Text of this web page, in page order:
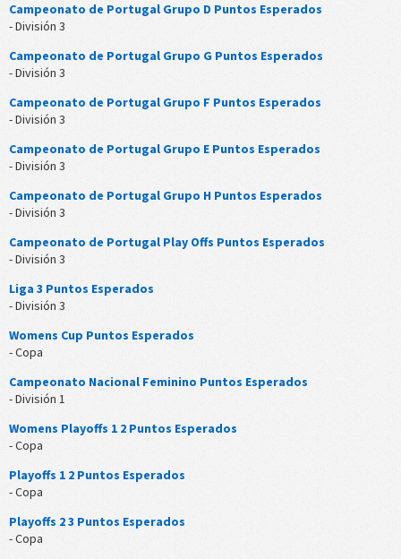
Campeonato de Portugal Grupo D Puntos Esperados
- División 3
Campeonato de Portugal Grupo G Puntos Esperados
- División 3
Campeonato de Portugal Grupo F Puntos Esperados
- División 3
Campeonato de Portugal Grupo E Puntos Esperados
- División 3
Campeonato de Portugal Grupo H Puntos Esperados
- División 3
Campeonato de Portugal Play Offs Puntos Esperados
- División 3
Liga 3 Puntos Esperados
- División 3
Womens Cup Puntos Esperados
- Copa
Campeonato Nacional Feminino Puntos Esperados
- División 1
Womens Playoffs 1 2 Puntos Esperados
- Copa
Playoffs 1 2 Puntos Esperados
- Copa
Playoffs 2 3 Puntos Esperados
- Copa